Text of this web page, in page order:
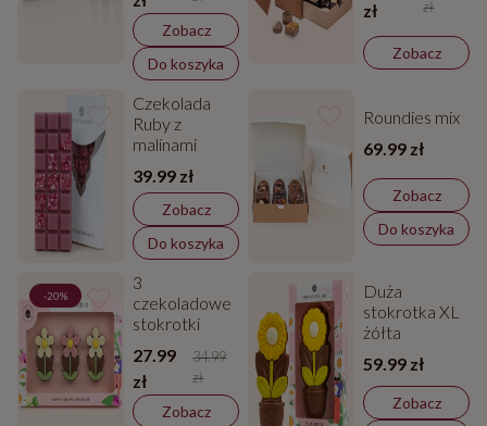
Zobacz
Do koszyka
kwiatkami
zł
zł
Zobacz
Czekolada
Ruby z
malinami
39.99 zł
Zobacz
Do koszyka
Roundies mix
69.99 zł
Zobacz
Do koszyka
-20%
3
czekoladowe
stokrotki
27.99
zł
34.99
zł
Zobacz
Duża
stokrotka XL
żółta
59.99 zł
Zobacz